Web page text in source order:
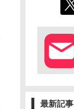
最新記事